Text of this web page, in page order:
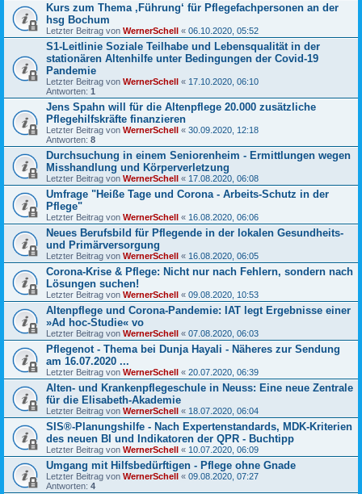
Kurs zum Thema ‚Führung‘ für Pflegefachpersonen an der
hsg Bochum
Letzter Beitrag von WernerSchell « 06.10.2020, 05:52
S1-Leitlinie Soziale Teilhabe und Lebensqualität in der
stationären Altenhilfe unter Bedingungen der Covid-19
Pandemie
Letzter Beitrag von WernerSchell « 17.10.2020, 06:10
Antworten: 1
Jens Spahn will für die Altenpflege 20.000 zusätzliche
Pflegehilfskräfte finanzieren
Letzter Beitrag von WernerSchell « 30.09.2020, 12:18
Antworten: 8
Durchsuchung in einem Seniorenheim - Ermittlungen wegen
Misshandlung und Körperverletzung
Letzter Beitrag von WernerSchell « 17.08.2020, 06:08
Umfrage "Heiße Tage und Corona - Arbeits-Schutz in der
Pflege"
Letzter Beitrag von WernerSchell « 16.08.2020, 06:06
Neues Berufsbild für Pflegende in der lokalen Gesundheits-
und Primärversorgung
Letzter Beitrag von WernerSchell « 16.08.2020, 06:05
Corona-Krise & Pflege: Nicht nur nach Fehlern, sondern nach
Lösungen suchen!
Letzter Beitrag von WernerSchell « 09.08.2020, 10:53
Altenpflege und Corona-Pandemie: IAT legt Ergebnisse einer
»Ad hoc-Studie« vo
Letzter Beitrag von WernerSchell « 07.08.2020, 06:03
Pflegenot - Thema bei Dunja Hayali - Näheres zur Sendung
am 16.07.2020 ...
Letzter Beitrag von WernerSchell « 20.07.2020, 06:39
Alten- und Krankenpflegeschule in Neuss: Eine neue Zentrale
für die Elisabeth-Akademie
Letzter Beitrag von WernerSchell « 18.07.2020, 06:04
SIS®-Planungshilfe - Nach Expertenstandards, MDK-Kriterien
des neuen BI und Indikatoren der QPR - Buchtipp
Letzter Beitrag von WernerSchell « 10.07.2020, 06:09
Umgang mit Hilfsbedürftigen - Pflege ohne Gnade
Letzter Beitrag von WernerSchell « 09.08.2020, 07:27
Antworten: 4